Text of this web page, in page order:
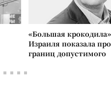
«Большая
Израиля показала
границ допустимого